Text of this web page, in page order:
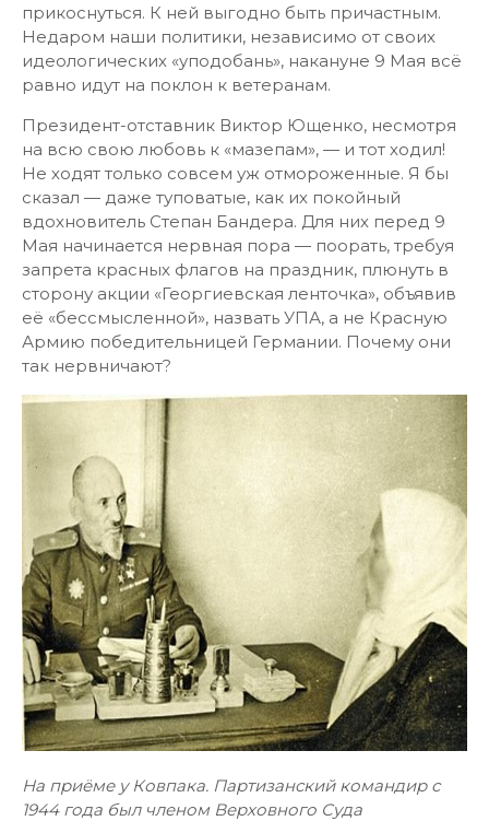
прикоснуться. К ней выгодно быть причастным.
Недаром наши политики, независимо от своих
идеологических «уподобань», накануне 9 Мая всё
равно идут на поклон к ветеранам.
Президент-отставник Виктор Ющенко, несмотря
на всю свою любовь к «мазепам», — и тот ходил!
Не ходят только совсем уж отмороженные. Я бы
сказал — даже туповатые, как их покойный
вдохновитель Степан Бандера. Для них перед 9
Мая начинается нервная пора — поорать, требуя
запрета красных флагов на праздник, плюнуть в
сторону акции «Георгиевская ленточка», объявив
её «бессмысленной», назвать УПА, а не Красную
Армию победительницей Германии. Почему они
так нервничают?
На приёме у Ковпака. Партизанский командир с
1944 года был членом Верховного Суда